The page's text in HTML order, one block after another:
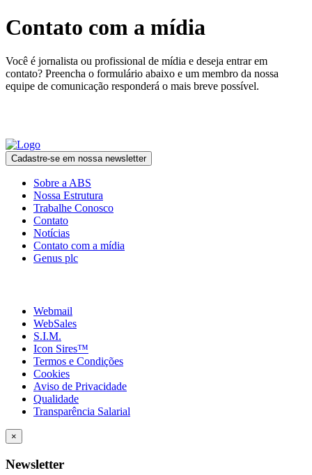
Contato com a mídia
Você é jornalista ou profissional de mídia e deseja entrar em
contato? Preencha o formulário abaixo e um membro da nossa
equipe de comunicação responderá o mais breve possível.
Cadastre-se em nossa newsletter
Sobre a ABS
Nossa Estrutura
Trabalhe Conosco
Contato
Notícias
Contato com a mídia
Genus plc
Webmail
WebSales
S.I.M.
Icon Sires™
Termos e Condições
Cookies
Aviso de Privacidade
Qualidade
Transparência Salarial
×
Newsletter